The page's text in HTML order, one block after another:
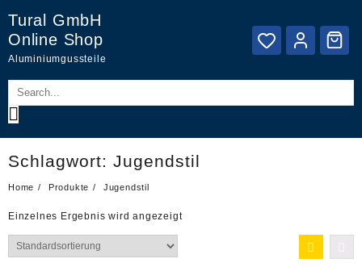
content
Tural GmbH
Online Shop
Aluminiumgussteile
Schlagwort: Jugendstil
Home Produkte Jugendstil
Einzelnes Ergebnis wird angezeigt